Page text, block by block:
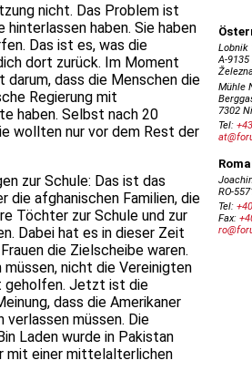
nicht. Das Problem ist
hinterlassen haben. Sie haben
Das ist es, was die
dort zurück. Im Moment
dass die Menschen die
Regierung mit
haben. Selbst nach 20
wollten nur vor dem Rest der
zur Schule: Das ist das
die afghanischen Familien, die
Töchter zur Schule und zur
Dabei hat es in dieser Zeit
die Zielscheibe waren.
nicht die Vereinigten
geholfen. Jetzt ist die
dass die Amerikaner
müssen. Die
Laden wurde in Pakistan
mit einer mittelalterlichen